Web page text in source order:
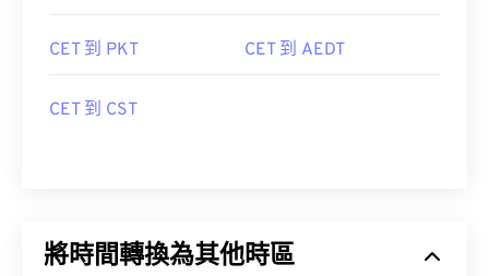
CET 到 PKT CET 到 AEDT
CET 到 CST
將時間轉換為其他時區